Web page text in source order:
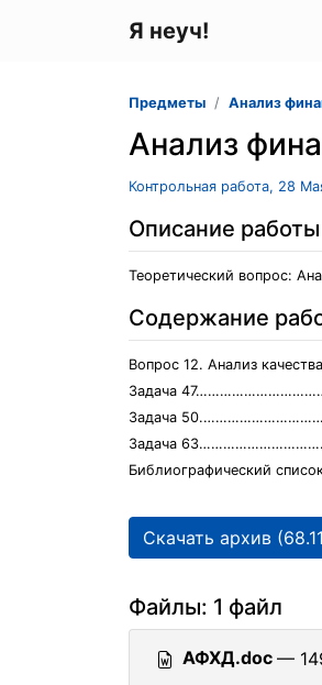
Я неуч!
Предметы Анализ
Анализ
Контрольная работа, 28
Описание работы
Теоретический вопрос:
Содержание
Вопрос 12. Анализ
Задача
Задача
Задача
Библиографический
Скачать архив
Файлы: 1 файл
АФХД.doc —